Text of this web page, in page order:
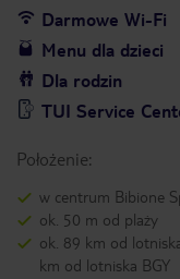
Darmowe Wi-Fi
Menu dla dzieci
Dla rodzin
TUI Service
Położenie:
w centrum Bibione
ok. 50 m od plaży
ok. 89 km od
km od lotniska BGY